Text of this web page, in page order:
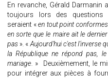
En revanche, Gérald Darmanin
toujours lors des questions
seraient «en tout point
en sorte que le maire ait le
pas ». «Aujourd’hui c'est l'inverse
la République ne répond pas,
mariage. » Deuxièmement, le
pour intégrer aux pièces à